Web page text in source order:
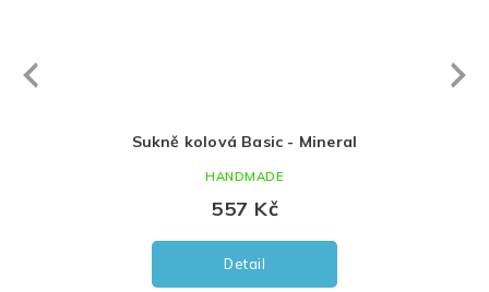
Sukně kolová Basic - Mineral
557 Kč
Detail
HANDMADE
Next